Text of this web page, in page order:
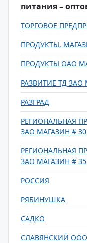
питания –
ТОРГОВОЕ
ПРОДУКТЫ,
ПРОДУКТЫ ОАО
РАЗВИТИЕ ТД ЗАО
РАЗГРАД
РЕГИОНАЛЬНАЯ
ЗАО МАГАЗИН # 30
РЕГИОНАЛЬНАЯ
ЗАО МАГАЗИН # 35
РОССИЯ
РЯБИНУШКА
САДКО
СЛАВЯНСКИЙ ООО